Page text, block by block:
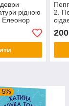
рідною
Елеонор
2.
200